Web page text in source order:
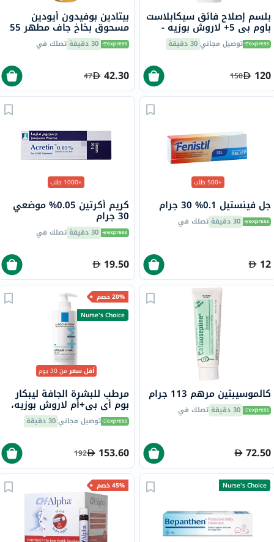
بلسم إصلاح فائق سيكابلاست
باوم بي 5+ لاروش بوزيه -
100 مل توصيل مجاني30 دقيقة
120
150
بيتادين بوفيدون أيودين
مسحوق بخاخ جاف مطهر 55
جرام 30 دقيقة تصلك في
42.30
47
+500 طلب
جل فينستيل 0.1% 30 جرام
30 دقيقة تصلك في
12
+1000 طلب
كريم أكرتين 0.05% موضعي
30 جرام
30 دقيقة تصلك في
19.50
كالموسيبتين مرهم 113 جرام
30 دقيقة تصلك في
72.50
20% خصم
Nurse's Choice
أقل سعرمن 30 يوم
مرطب للبشرة الجافة ليبكار
بوم أي بي+أم لاروش بوزيه،
400 مل توصيل مجاني30 دقيقة
153.60
192
Nurse's Choice 45% خصم